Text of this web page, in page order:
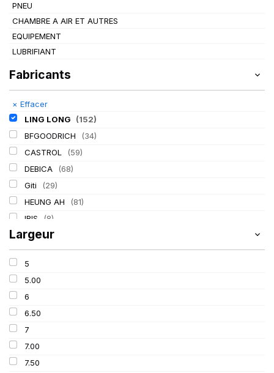
PNEU
CHAMBRE A AIR ET AUTRES
EQUIPEMENT
LUBRIFIANT
Fabricants
× Effacer
LING LONG
(152)
BFGOODRICH
(34)
CASTROL
(59)
DEBICA
(68)
Giti
(29)
HEUNG AH
(81)
IRIS
(8)
ITALMATIC
KLEBER (116)
LASSA
MICHELIN
MITAS
Mondolfo ferro
PIRELLI
PROMETEON
SCHRADER
Largeur
5
5.00
6
6.50
7
7.00
7.50